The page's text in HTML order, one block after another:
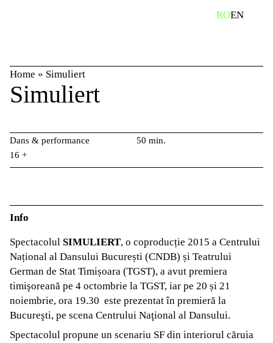
ROEN
Home » Simuliert
Simuliert
Dans & performance
16 +
50 min.
Info
Spectacolul SIMULIERT, o coproducție 2015 a Centrului
Național al Dansului București (CNDB) și Teatrului
German de Stat Timișoara (TGST), a avut premiera
timişoreană pe 4 octombrie la TGST, iar pe 20 și 21
noiembrie, ora 19.30 este prezentat în premieră la
Bucureşti, pe scena Centrului Naţional al Dansului.
Spectacolul propune un scenariu SF din interiorul căruia